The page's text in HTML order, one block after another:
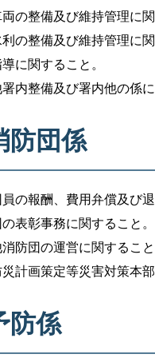
の整備及び維持管理に関
の整備及び維持管理に関
に関すること。
内整備及び署内他の係に
防団係
の報酬、費用弁償及び
表彰事務に関すること。
防団の運営に関すること
計画策定等災害対策本
防係